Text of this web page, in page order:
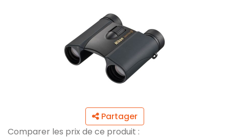
Partager
Comparer les prix de ce produit :